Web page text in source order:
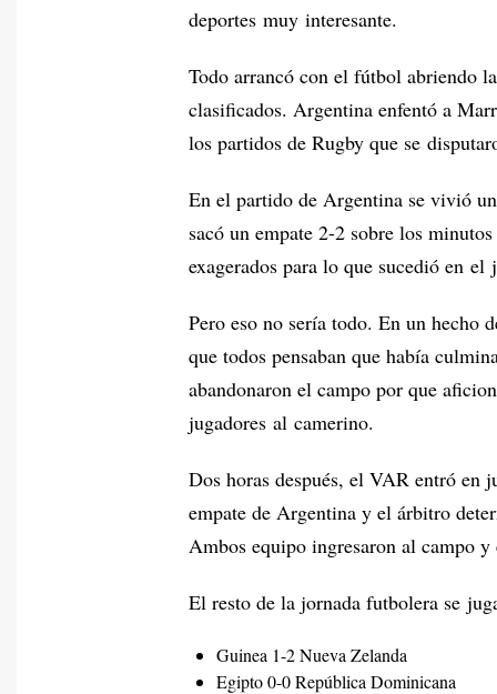
deportes muy interesante.
Todo arrancó con el fútbol abriendo
clasificados. Argentina enfentó a
los partidos de Rugby que se
En el partido de Argentina se vivió
sacó un empate 2-2 sobre los
exagerados para lo que sucedió en el
Pero eso no sería todo. En un hecho
que todos pensaban que había
abandonaron el campo por que
jugadores al camerino.
Dos horas después, el VAR entró
empate de Argentina y el árbitro
Ambos equipo ingresaron al campo
El resto de la jornada futbolera se
Guinea 1-2 Nueva Zelanda
Egipto 0-0 República Dominicana